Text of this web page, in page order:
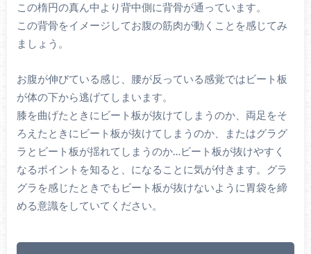
この楕円の真ん中より背中側に背骨が通っています。
この背骨をイメージしてお腹の筋肉が動くことを感じてみ
ましょう。
お腹が伸びている感じ、腰が反っている感覚ではビート板
が体の下から逃げてしまいます。
膝を曲げたときにビート板が抜けてしまうのか、両足をそ
ろえたときにビート板が抜けてしまうのか、またはグラグ
ラとビート板が揺れてしまうのか…ビート板が抜けやすく
なるポイントを知ると、になることに気が付きます。グラ
グラを感じたときでもビート板が抜けないように胃袋を締
める意識をしていてください。